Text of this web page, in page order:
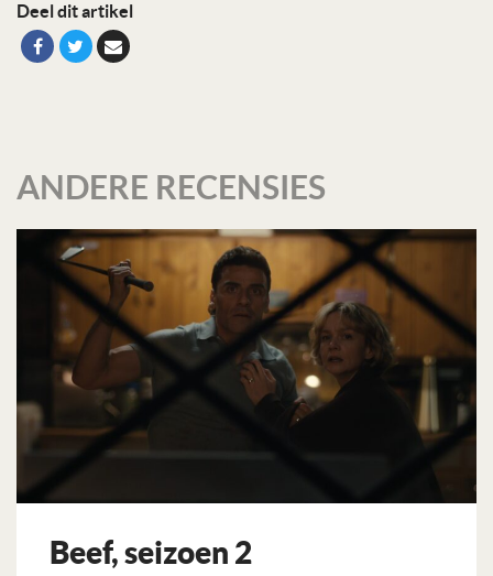
Deel dit artikel
ANDERE RECENSIES
Beef, seizoen 2